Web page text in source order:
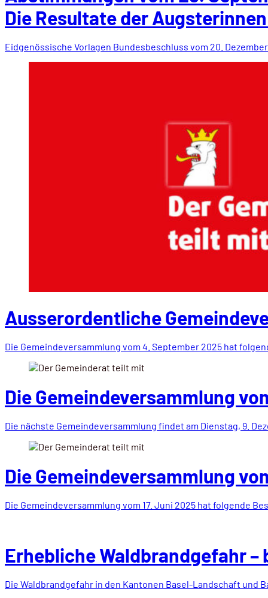
Die Resultate der
Eidgenössische Vorlagen Bundesbeschluss vom 20.
Ausserordentliche
Die Gemeindeversammlung vom 4. September 2025 hat
Die Gemeindeversammlung
Die nächste Gemeindeversammlung findet am Dienstag, 9.
Die Gemeindeversammlung
Die Gemeindeversammlung vom 17. Juni 2025 hat folgende
Erhebliche Waldbrandgefahr
Die Waldbrandgefahr in den Kantonen Basel-Landschaft und